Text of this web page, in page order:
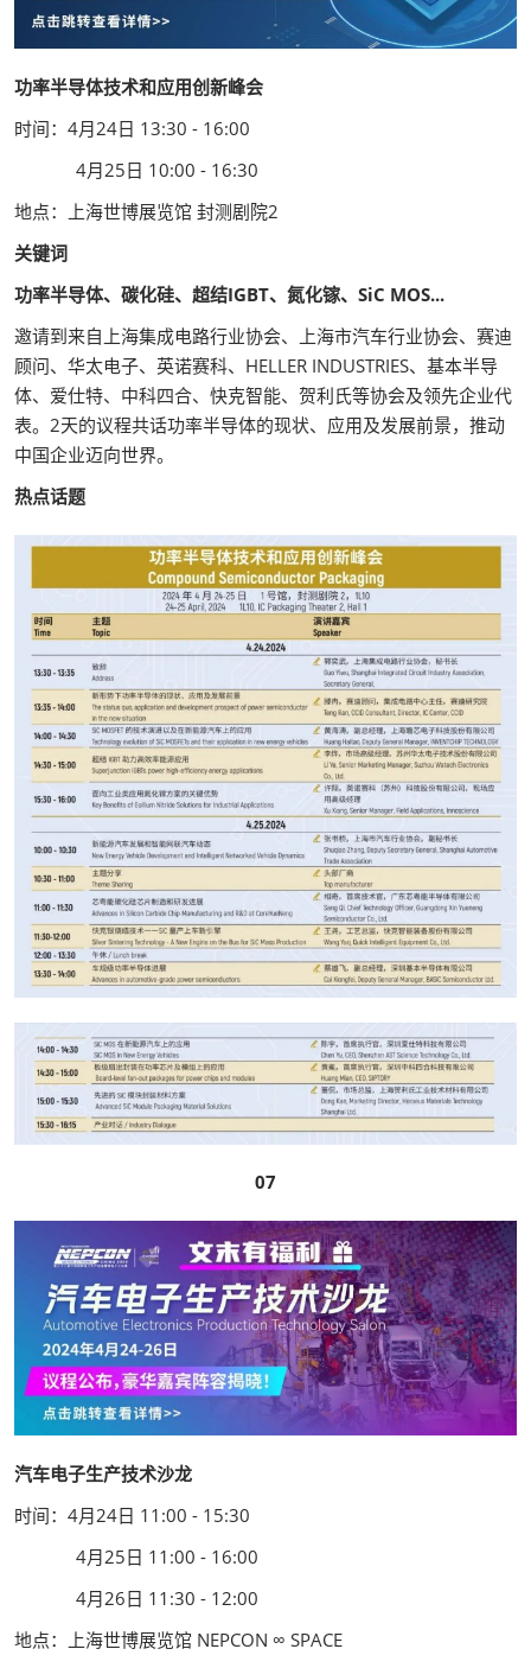
功率半导体技术和应用创新峰会
时间：4月24日 13:30 - 16:00
4月25日 10:00 - 16:30
地点：上海世博展览馆 封测剧院2
关键词
功率半导体、碳化硅、超结IGBT、氮化镓、SiC MOS...
邀请到来自上海集成电路行业协会、上海市汽车行业协会、赛迪
顾问、华太电子、英诺赛科、HELLER INDUSTRIES、基本半导
体、爱仕特、中科四合、快克智能、贺利氏等协会及领先企业代
表。2天的议程共话功率半导体的现状、应用及发展前景，推动
中国企业迈向世界。
热点话题
07
汽车电子生产技术沙龙
时间：4月24日 11:00 - 15:30
4月25日 11:00 - 16:00
4月26日 11:30 - 12:00
地点：上海世博展览馆 NEPCON ∞ SPACE